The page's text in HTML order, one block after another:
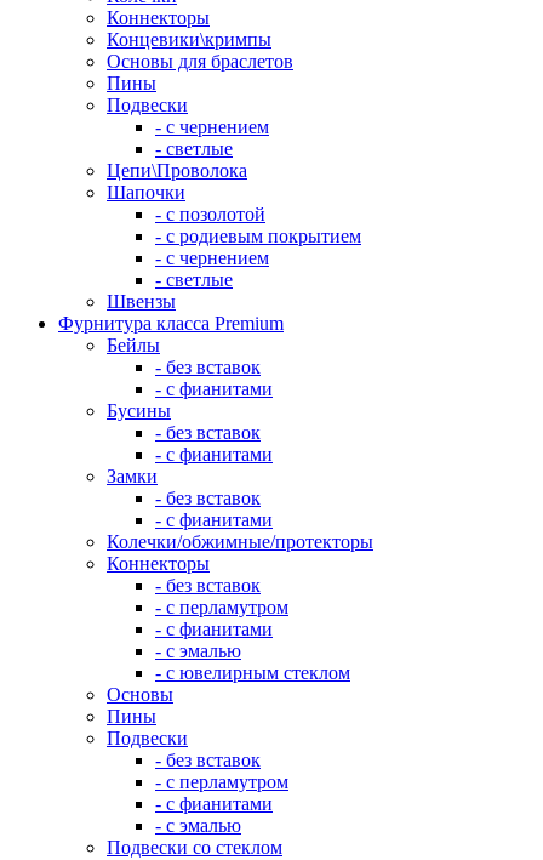
Коннекторы
Концевики\кримпы
Основы для браслетов
Пины
Подвески
- с чернением
- светлые
Цепи\Проволока
Шапочки
- с позолотой
- с родиевым покрытием
- с чернением
- светлые
Швензы
Фурнитура класса Premium
Бейлы
- без вставок
- с фианитами
Бусины
- без вставок
- с фианитами
Замки
- без вставок
- с фианитами
Колечки/обжимные/протекторы
Коннекторы
- без вставок
- с перламутром
- с фианитами
- с эмалью
- с ювелирным стеклом
Основы
Пины
Подвески
- без вставок
- с перламутром
- с фианитами
- с эмалью
Подвески со стеклом